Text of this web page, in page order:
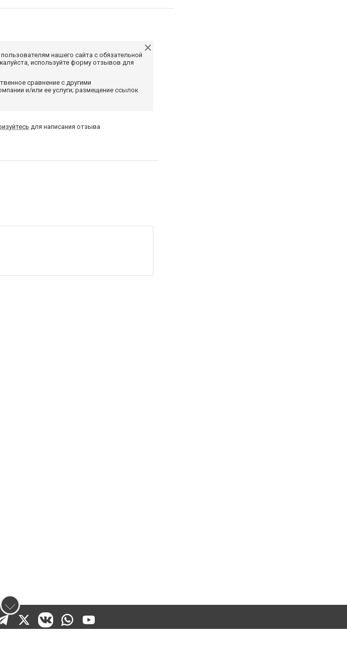
нашего сайта с обязательной
используйте форму отзывов для
сравнение с другими
и/или ее услуги; размещение ссылок
для написания отзыва